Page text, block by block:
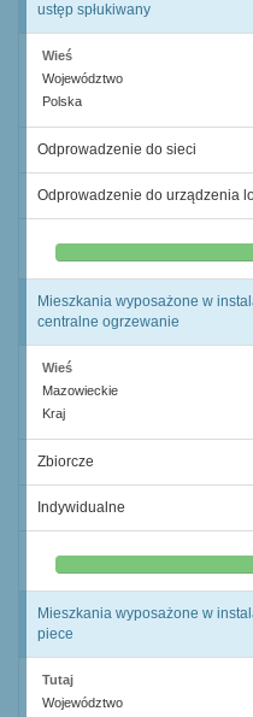
ustęp spłukiwany
Wieś
Województwo
Polska
Odprowadzenie do sieci
Odprowadzenie do urządzenia
0,0%
Mieszkania wyposażone w
centralne ogrzewanie
Wieś
Mazowieckie
Kraj
Zbiorcze
Indywidualne
0,0%
Mieszkania wyposażone w
piece
Tutaj
Województwo